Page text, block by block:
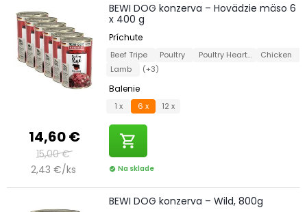
14,60 €
15,00 €
2,43 €/ks
BEWI DOG konzerva – Hovädzie mäso 6
x 400 g
Príchute
Beef Tripe Poultry Poultry Hearts
Chicken
Lamb
(+3)
Balenie
1 x 6 x 12 x
shopping_cart
check_circle Na sklade
BEWI DOG konzerva – Wild, 800g